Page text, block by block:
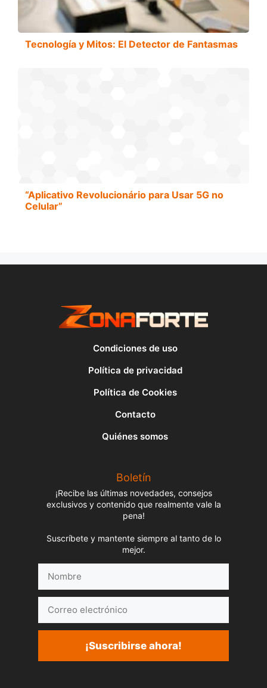
Tecnología y Mitos: El Detector de Fantasmas
“Aplicativo Revolucionário para Usar 5G no
Celular”
Condiciones de uso
Política de privacidad
Política de Cookies
Contacto
Quiénes somos
Boletín
¡Recibe las últimas novedades, consejos
exclusivos y contenido que realmente vale la
pena!
Suscríbete y mantente siempre al tanto de lo
mejor.
electrónico
¡Suscribirse ahora!